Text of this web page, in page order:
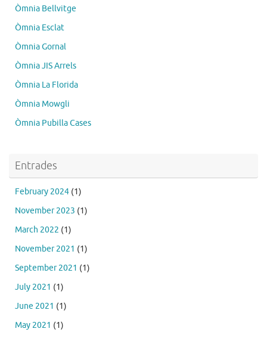
Òmnia Bellvitge
Òmnia Esclat
Òmnia Gornal
Òmnia JIS Arrels
Òmnia La Florida
Òmnia Mowgli
Òmnia Pubilla Cases
Entrades
February 2024 (1)
November 2023 (1)
March 2022 (1)
November 2021 (1)
September 2021 (1)
July 2021 (1)
June 2021 (1)
May 2021 (1)